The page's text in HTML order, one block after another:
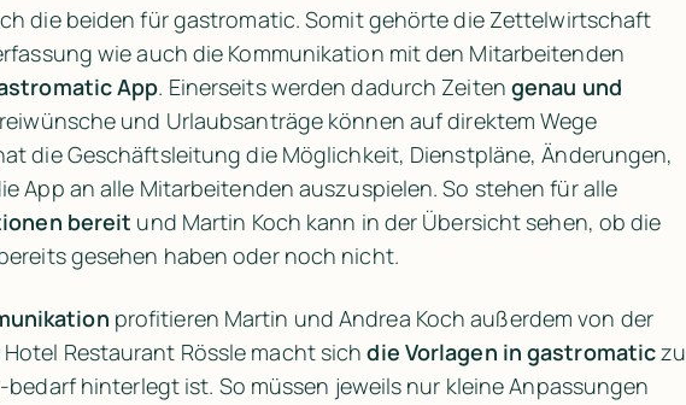
die beiden für gastromatic. Somit gehörte die Zettelwirtschaft
wie auch die Kommunikation mit den Mitarbeitenden
App. Einerseits werden dadurch Zeiten genau und
und Urlaubsanträge können auf direktem Wege
die Geschäftsleitung die Möglichkeit, Dienstpläne, Änderungen,
App an alle Mitarbeitenden auszuspielen. So stehen für alle
bereit und Martin Koch kann in der Übersicht sehen, ob die
gesehen haben oder noch nicht.
profitieren Martin und Andrea Koch außerdem von der
Hotel Restaurant Rössle macht sich die Vorlagen in gastromatic zu
hinterlegt ist. So müssen jeweils nur kleine Anpassungen